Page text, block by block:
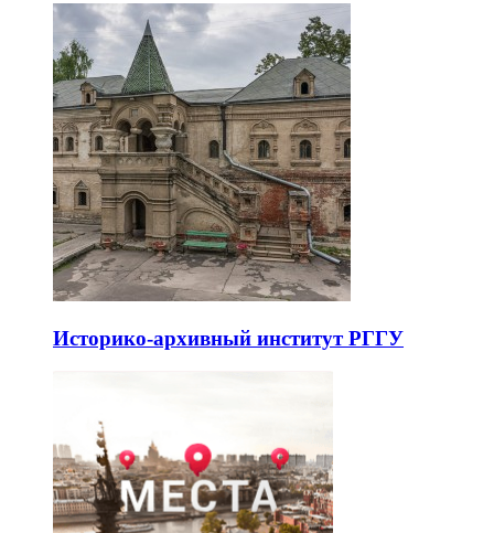
Историко-архивный институт РГГУ